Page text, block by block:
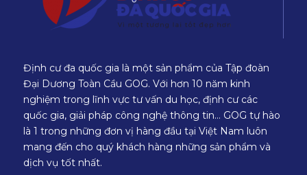
Định cư đa quốc gia là một sản phẩm của Tập đoàn
Đại Dương Toàn Cầu GOG. Với hơn 10 năm kinh
nghiệm trong lĩnh vực tư vấn du học, định cư các
quốc gia, giải pháp công nghệ thông tin… GOG tự hào
là 1 trong những đơn vị hàng đầu tại Việt Nam luôn
mang đến cho quý khách hàng những sản phẩm và
dịch vụ tốt nhất.